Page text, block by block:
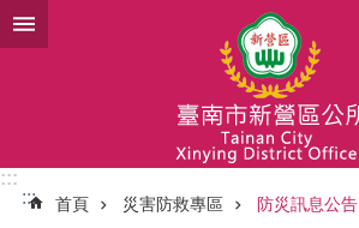
跳到主要內容區塊
:::
:::
首頁 災害防救專區 防災訊息公告